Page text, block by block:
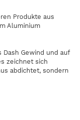
Produkte aus
Aluminium
Gewind und auf
zeichnet sich
abdichtet, sondern